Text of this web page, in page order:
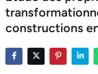
constructions